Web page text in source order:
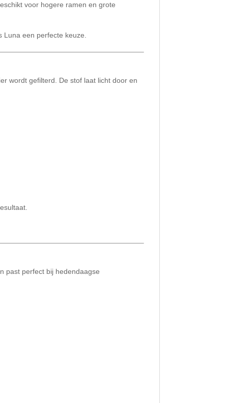
voor hogere ramen en grote
Luna een perfecte keuze.
wordt gefilterd. De stof laat licht door en
past perfect bij hedendaagse